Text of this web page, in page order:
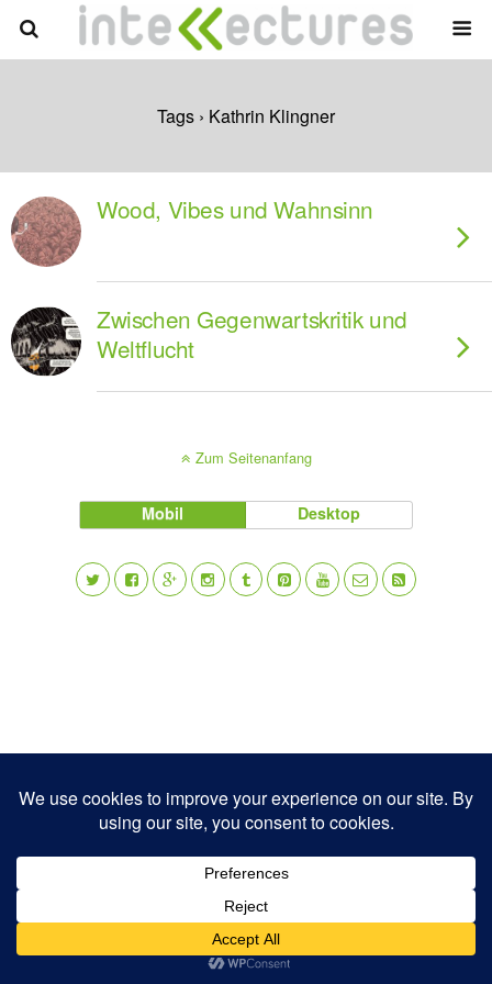
Tags › Kathrin Klingner
Wood, Vibes und Wahnsinn
Zwischen Gegenwartskritik und
Weltflucht
Zum Seitenanfang
Mobil Desktop